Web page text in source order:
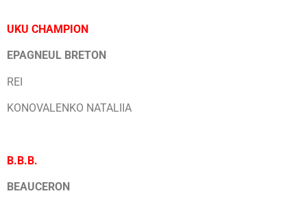
UKU CHAMPION
EPAGNEUL BRETON
REI
KONOVALENKO NATALIIA
B.B.B.
BEAUCERON